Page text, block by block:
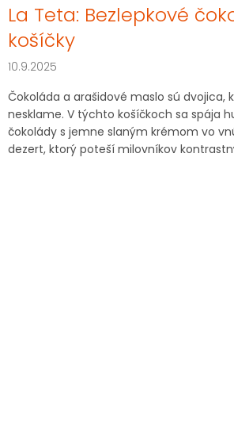
La Teta: Bezlepkové
košíčky
10.9.2025
Čokoláda a arašidové maslo sú dvojica,
nesklame. V týchto košíčkoch sa spája
čokolády s jemne slaným krémom vo
dezert, ktorý poteší milovníkov